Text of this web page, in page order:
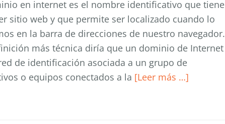
en internet es el nombre identificativo que tiene
sitio web y que permite ser localizado cuando lo
en la barra de direcciones de nuestro navegador.
más técnica diría que un dominio de Internet
de identificación asociada a un grupo de
o equipos conectados a la [Leer más …]